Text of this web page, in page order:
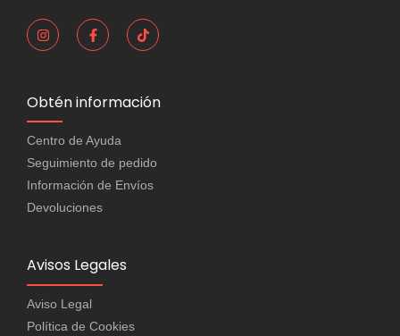
Obtén información
Centro de Ayuda
Seguimiento de pedido
Información de Envíos
Devoluciones
Avisos Legales
Aviso Legal
Política de Cookies